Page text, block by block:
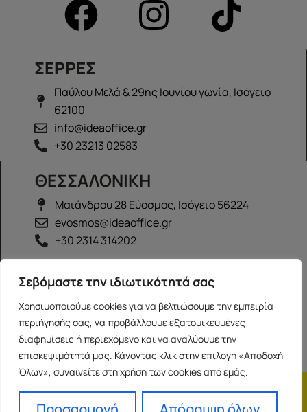
Σεβόμαστε την ιδιωτικότητά σας
Χρησιμοποιούμε cookies για να βελτιώσουμε την εμπειρία
περιήγησής σας, να προβάλλουμε εξατομικευμένες
διαφημίσεις ή περιεχόμενο και να αναλύουμε την
επισκεψιμότητά μας. Κάνοντας κλικ στην επιλογή «Αποδοχή
Όλων», συναινείτε στη χρήση των cookies από εμάς.
ΣΕΡΡΕΣ
Παύλου Μελά & 29ης Ιουνίου γωνία, Ισόγειο
62100
info@ideaoffice.gr
+30 23213 02583
ΘΕΣΣΑΛΟΝΙΚΗ
Μαιάνδρου 28 Εύοσμος, Ισόγειο 56224
evosmos@ideaoffice.gr
+30 2314 314202
ΙΩΑΝΝΙΝΑ
Γεώργιου Καραϊσκάκη 38, Ισόγειο 45444
ioannina@ideaoffice.gr
+30 26516 08616
Franchise
Όροι Χρήσης